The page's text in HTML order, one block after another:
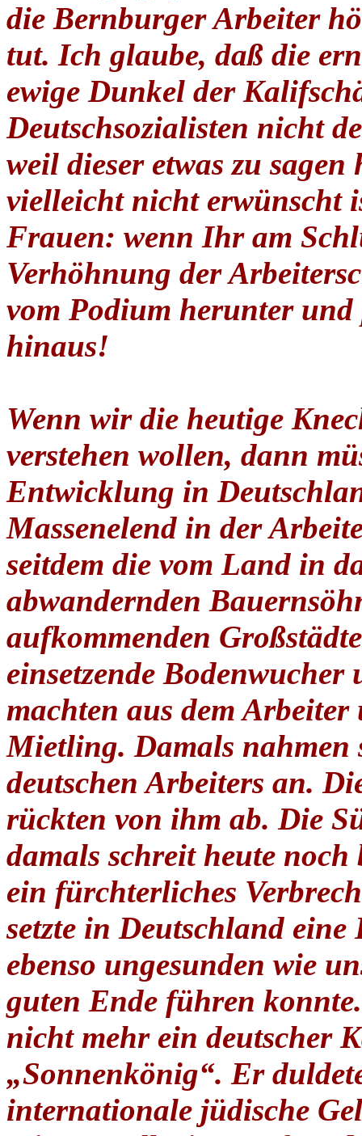
die Bernburger Arbeiter
tut. Ich glaube, daß die
ewige Dunkel der
Deutschsozialisten nicht
weil dieser etwas zu
vielleicht nicht erwünscht
Frauen: wenn Ihr am
Verhöhnung der
vom Podium herunter und
hinaus!
Wenn wir die heutige
verstehen wollen, dann
Entwicklung in
Massenelend in der
seitdem die vom Land in
abwandernden
aufkommenden
einsetzende Bodenwucher
machten aus dem
Mietling. Damals
deutschen Arbeiters an.
rückten von ihm ab. Die
damals schreit heute
ein fürchterliches
setzte in Deutschland
ebenso ungesunden wie
guten Ende führen
nicht mehr ein deutscher
„Sonnenkönig“. Er
internationale jüdische